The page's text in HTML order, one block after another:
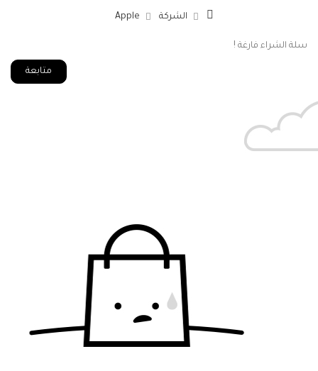
الشركة Apple
سلة الشراء فارغة !
متابعة